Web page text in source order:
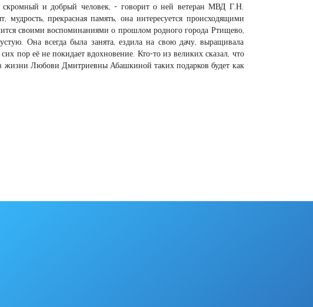
и добрый человек, - говорит о ней ветеран МВД Г.Н.
прекрасная память, она интересуется происходящими
своими воспоминаниями о прошлом родного города Ртищево,
Она всегда была занята, ездила на свою дачу, выращивала
пор её не покидает вдохновение. Кто-то из великих сказал, что
жизни Любови Дмитриевны Абашкиной таких подарков будет как